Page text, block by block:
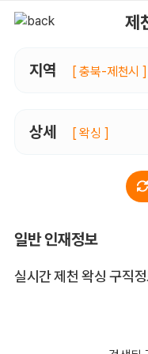
제
지역 [ 충북-제천시 ]
상세 [ 왁싱 ]
일반 인재정보
실시간 제천 왁싱 구직